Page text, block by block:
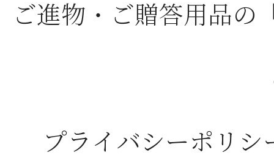
ご進物・ご贈答用品の
プライバシーポリシ